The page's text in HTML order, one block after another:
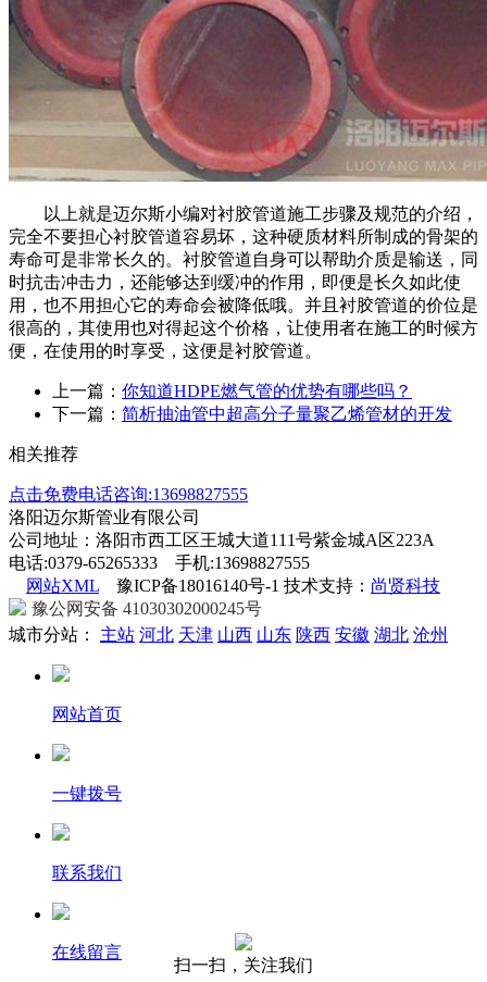
以上就是迈尔斯小编对衬胶管道施工步骤及规范的介绍，
完全不要担心衬胶管道容易坏，这种硬质材料所制成的骨架的
寿命可是非常长久的。衬胶管道自身可以帮助介质是输送，同
时抗击冲击力，还能够达到缓冲的作用，即便是长久如此使
用，也不用担心它的寿命会被降低哦。并且衬胶管道的价位是
很高的，其使用也对得起这个价格，让使用者在施工的时候方
便，在使用的时享受，这便是衬胶管道。
上一篇： 你知道HDPE燃气管的优势有哪些吗？
下一篇： 简析抽油管中超高分子量聚乙烯管材的开发
相关推荐
点击免费电话咨询:13698827555
洛阳迈尔斯管业有限公司
公司地址：洛阳市西工区王城大道111号紫金城A区223A
电话:0379-65265333 手机:13698827555
网站XML 豫ICP备18016140号-1 技术支持： 尚贤科技
豫公网安备 41030302000245号
城市分站：
主站 河北 天津 山西 山东 陕西 安徽 湖北 沧州
网站首页
一键拨号
联系我们
在线留言
扫一扫，关注我们